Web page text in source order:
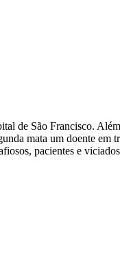
de São Francisco.
mata um doente em
pacientes e